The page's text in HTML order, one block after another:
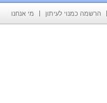
הרשמה כמנוי לעיתון מי אנחנו